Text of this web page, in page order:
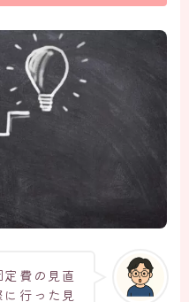
費の見直
行った見